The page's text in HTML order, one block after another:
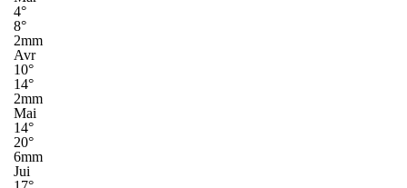
4°
8°
2mm
Avr
10°
14°
2mm
Mai
14°
20°
6mm
Jui